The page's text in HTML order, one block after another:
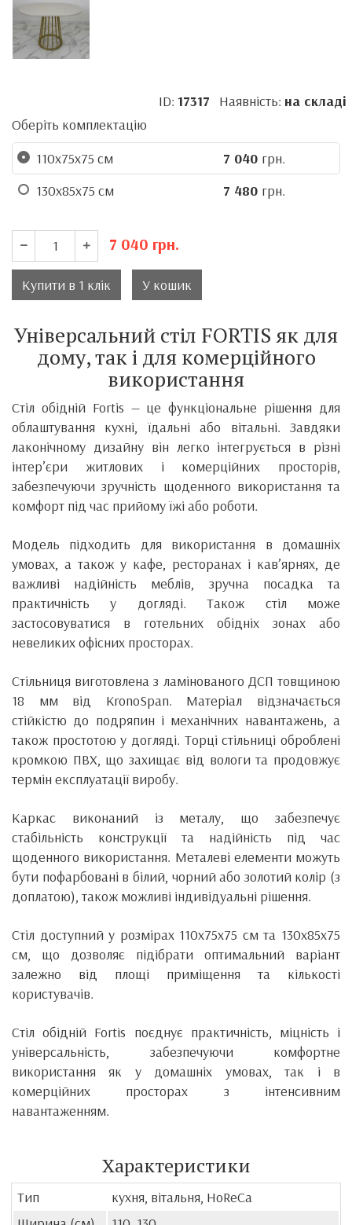
ID: 17317 Наявність: на складі
Оберіть комплектацію
110x75x75 см
7 040 грн.
130x85x75 см
7 480 грн.
7 040 грн.
Купити в 1 клік У кошик
Універсальний стіл FORTIS як для
дому, так і для комерційного
використання
Стіл обідній Fortis — це функціональне рішення для
облаштування кухні, їдальні або вітальні. Завдяки
лаконічному дизайну він легко інтегрується в різні
інтер’єри житлових і комерційних просторів,
забезпечуючи зручність щоденного використання та
комфорт під час прийому їжі або роботи.
Модель підходить для використання в домашніх
умовах, а також у кафе, ресторанах і кав’ярнях, де
важливі надійність меблів, зручна посадка та
практичність у догляді. Також стіл може
застосовуватися в готельних обідніх зонах або
невеликих офісних просторах.
Стільниця виготовлена з ламінованого ДСП товщиною
18 мм від KronoSpan. Матеріал відзначається
стійкістю до подряпин і механічних навантажень, а
також простотою у догляді. Торці стільниці оброблені
кромкою ПВХ, що захищає від вологи та продовжує
термін експлуатації виробу.
Каркас виконаний із металу, що забезпечує
стабільність конструкції та надійність під час
щоденного використання. Металеві елементи можуть
бути пофарбовані в білий, чорний або золотий колір (з
доплатою), також можливі індивідуальні рішення.
Стіл доступний у розмірах 110x75x75 см та 130x85x75
см, що дозволяє підібрати оптимальний варіант
залежно від площі приміщення та кількості
користувачів.
Стіл обідній Fortis поєднує практичність, міцність і
універсальність, забезпечуючи комфортне
використання як у домашніх умовах, так і в
комерційних просторах з інтенсивним
навантаженням.
Характеристики
Тип
кухня, вітальня, HoReCa